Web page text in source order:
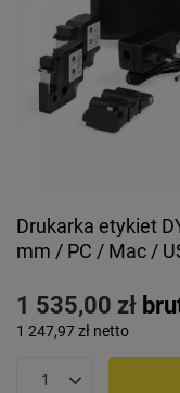
Drukarka etykiet
mm / PC / Mac /
1 535,00 zł
1 247,97 zł netto